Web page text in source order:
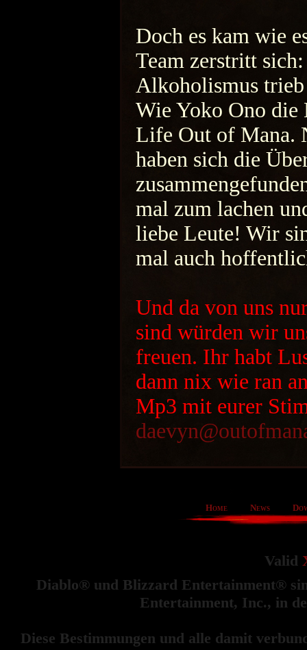
Doch es kam wie
Team zerstritt
Alkoholismus trieb
Wie Yoko Ono die
Life Out of Mana.
haben sich die
mal zum lachen
liebe Leute! Wir
mal auch
Und da von uns
sind würden wir
freuen. Ihr habt
dann nix wie ran
Mp3 mit eurer
Home News
Valid
Diablo® und Blizzard Entertainment®
Entertainment, Inc., in
Diese Bestimmungen und alle damit